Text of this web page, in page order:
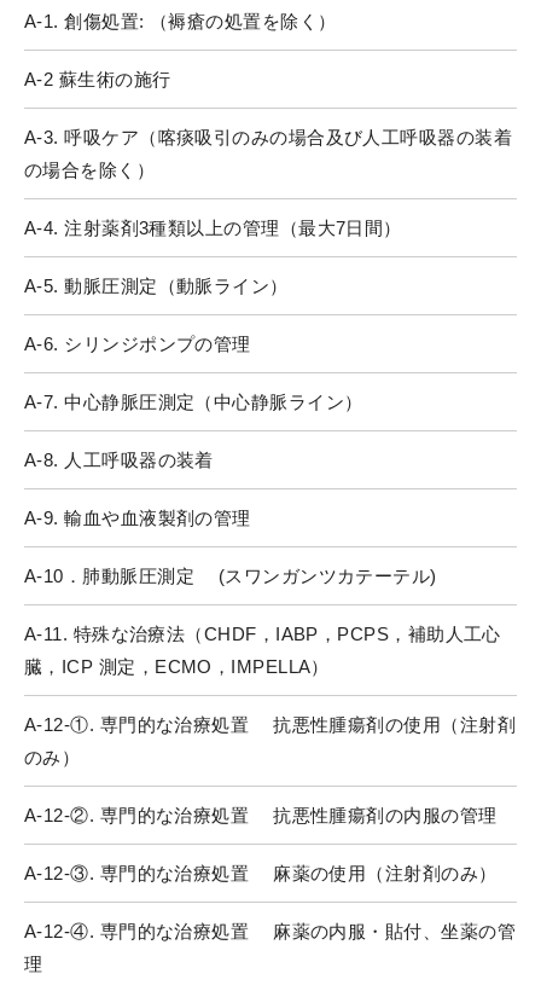
A-1. 創傷処置: （褥瘡の処置を除く）
A-2 蘇生術の施行
A-3. 呼吸ケア（喀痰吸引のみの場合及び人工呼吸器の装着
の場合を除く）
A-4. 注射薬剤3種類以上の管理（最大7日間）
A-5. 動脈圧測定（動脈ライン）
A-6. シリンジポンプの管理
A-7. 中心静脈圧測定（中心静脈ライン）
A-8. 人工呼吸器の装着
A-9. 輸血や血液製剤の管理
A-10．肺動脈圧測定 (スワンガンツカテーテル)
A-11. 特殊な治療法（CHDF，IABP，PCPS，補助人工心
臓，ICP 測定，ECMO，IMPELLA）
A-12-①. 専門的な治療処置 抗悪性腫瘍剤の使用（注射剤
のみ）
A-12-②. 専門的な治療処置 抗悪性腫瘍剤の内服の管理
A-12-③. 専門的な治療処置 麻薬の使用（注射剤のみ）
A-12-④. 専門的な治療処置 麻薬の内服・貼付、坐薬の管
理